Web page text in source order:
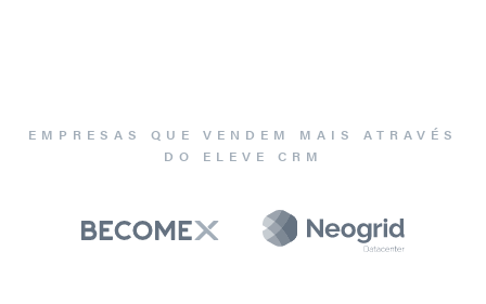
EMPRESAS QUE VENDEM MAIS ATRAVÉS
DO ELEVE CRM